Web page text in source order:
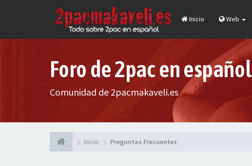
Inicio Web
Foro de 2pac en español
Comunidad de 2pacmakaveli.es
Inicio Preguntas Frecuentes